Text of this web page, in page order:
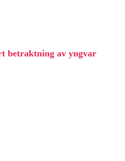
betraktning av yngvar